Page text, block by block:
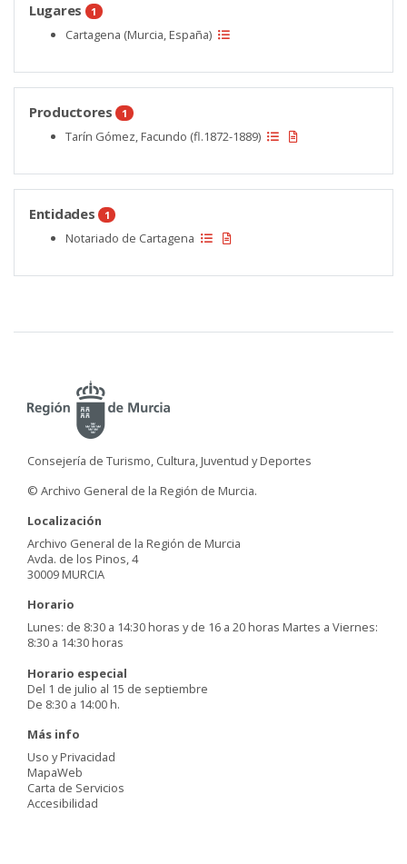
Lugares 1
Cartagena (Murcia, España)
Productores 1
Tarín Gómez, Facundo (fl.1872-1889)
Entidades 1
Notariado de Cartagena
Consejería de Turismo, Cultura, Juventud y Deportes
© Archivo General de la Región de Murcia.
Localización
Archivo General de la Región de Murcia
Avda. de los Pinos, 4
30009 MURCIA
Horario
Lunes: de 8:30 a 14:30 horas y de 16 a 20 horas Martes a Viernes:
8:30 a 14:30 horas
Horario especial
Del 1 de julio al 15 de septiembre
De 8:30 a 14:00 h.
Más info
Uso y Privacidad
MapaWeb
Carta de Servicios
Accesibilidad